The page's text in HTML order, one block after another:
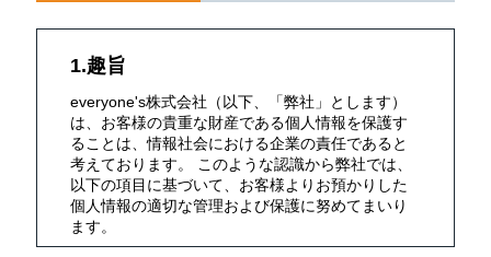
1.趣旨
everyone's株式会社（以下、「弊社」とします）
は、お客様の貴重な財産である個人情報を保護す
ることは、情報社会における企業の責任であると
考えております。 このような認識から弊社では、
以下の項目に基づいて、お客様よりお預かりした
個人情報の適切な管理および保護に努めてまいり
ます。